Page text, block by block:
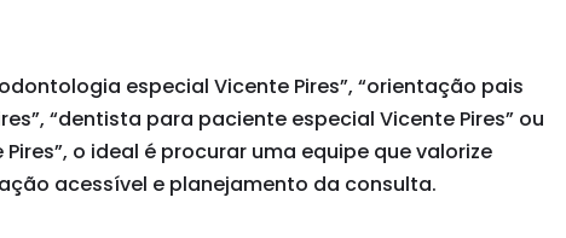
especial Vicente Pires”, “orientação pais
“dentista para paciente especial Vicente Pires” ou
o ideal é procurar uma equipe que valorize
acessível e planejamento da consulta.